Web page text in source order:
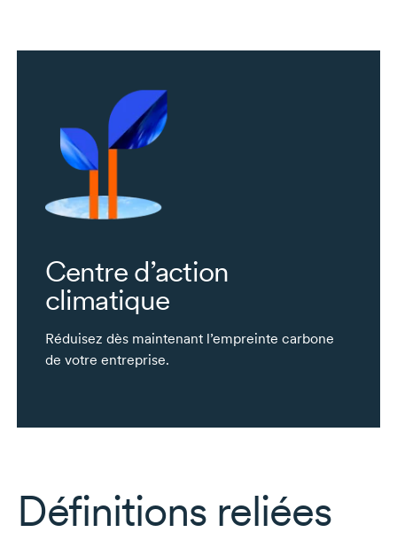
Centre d’action
climatique
Réduisez dès maintenant l’empreinte carbone
de votre entreprise.
Définitions reliées